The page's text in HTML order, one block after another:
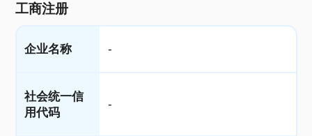
工商注册
企业名称 -
社会统一信
用代码
-